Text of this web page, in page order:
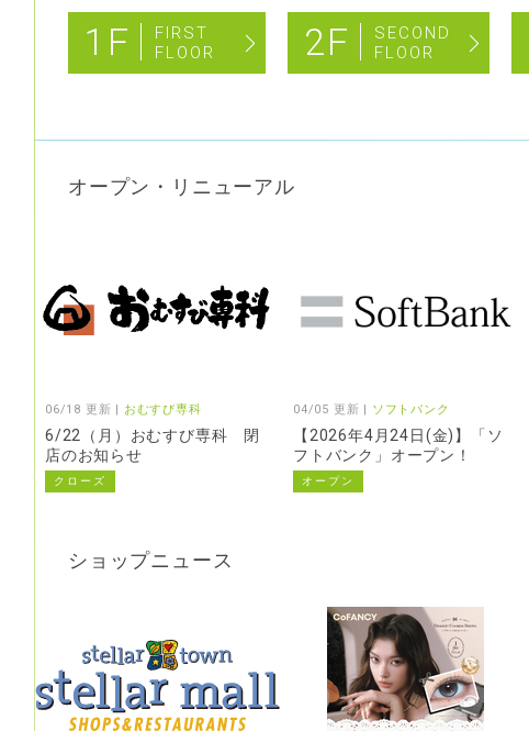
1F
FIRST
FLOOR
2F
SECOND
FLOOR
オープン・リニューアル
06/18 更新 | おむすび専科
6/22（月）おむすび専科 閉
店のお知らせ
クローズ
04/05 更新 | ソフトバンク
【2026年4月24日(金)】「ソ
フトバンク」オープン！
オープン
ショップニュース